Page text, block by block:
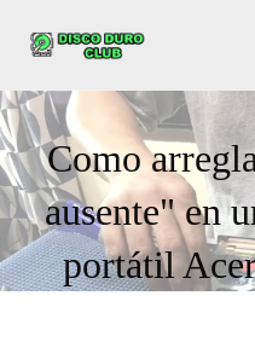
Como
ausente" en
portátil